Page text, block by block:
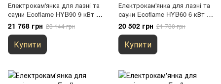
Електрокам'янка для лазні та
сауни Ecoflame HYB90 9 кВт +
пульт CON6
21 768 грн 23 144 грн
Купити
Електрокам'янка для лазні та
сауни Ecoflame HYB60 6 кВт +
пульт CON6
20 502 грн 21 780 грн
Купити